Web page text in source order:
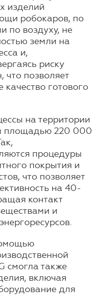
изделий
робокаров, по
по воздуху, не
земли на
и,
риску
что позволяет
качество готового
на территории
площадью 220 000
процедуры
покрытия и
что позволяет
на 40-
контакт
и
смогла также
включая
для